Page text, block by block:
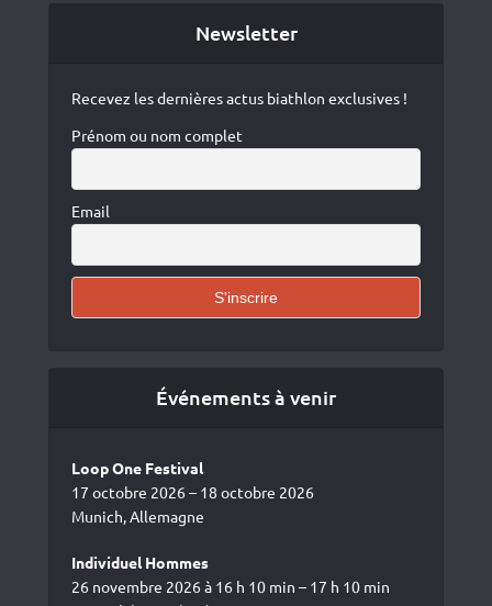
Newsletter
Recevez les dernières actus biathlon exclusives !
Prénom ou nom complet
Email
Événements à venir
Loop One Festival
17 octobre 2026 – 18 octobre 2026
Munich, Allemagne
Individuel Hommes
26 novembre 2026 à 16 h 10 min – 17 h 10 min